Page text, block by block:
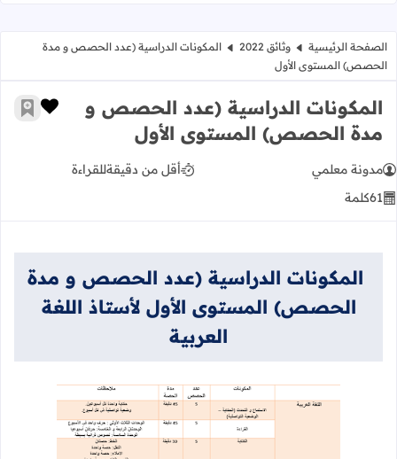
الصفحة الرئيسية وثائق 2022
المكونات الدراسية (عدد الحصص و مدة
الحصص) المستوى الأول
المكونات الدراسية (عدد الحصص و
مدة الحصص) المستوى الأول
زر
أضف
مدونة معلمي أقل من دقيقةللقراءة
61كلمة
المكونات الدراسية (عدد الحصص و مدة
الحصص) المستوى الأول لأستاذ اللغة
العربية